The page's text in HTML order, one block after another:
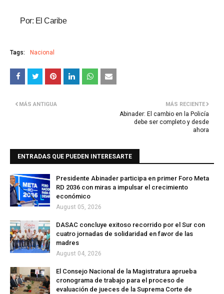
Por: El Caribe
Tags: Nacional
MÁS RECIENTE
Abinader: El cambio en la Policía
debe ser completo y desde
ahora
MÁS ANTIGUA
ENTRADAS QUE PUEDEN INTERESARTE
Presidente Abinader participa en primer Foro Meta
RD 2036 con miras a impulsar el crecimiento
económico
August 05, 2026
DASAC concluye exitoso recorrido por el Sur con
cuatro jornadas de solidaridad en favor de las
madres
August 04, 2026
El Consejo Nacional de la Magistratura aprueba
cronograma de trabajo para el proceso de
evaluación de jueces de la Suprema Corte de